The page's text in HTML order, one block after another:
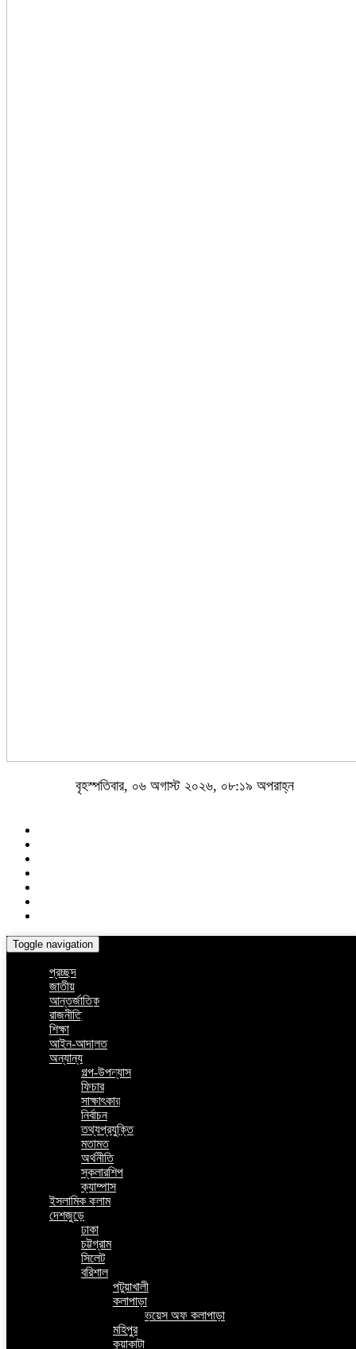
বৃহস্পতিবার, ০৬ অগাস্ট ২০২৬, ০৮:১৯ অপরাহ্ন
Toggle navigation
প্রচ্ছদ
জাতীয়
আন্তর্জাতিক
রাজনীতি
শিক্ষা
আইন-আদালত
অন্যান্য
গল্প-উপন্যাস
ফিচার
সাক্ষাৎকার
নির্বাচন
তথ্যপ্রযুক্তি
মতামত
অর্থনীতি
স্কলারশিপ
ক্যাম্পাস
ইসলামিক কলাম
দেশজুড়ে
ঢাকা
চট্টগ্রাম
সিলেট
বরিশাল
পটুয়াখালী
কলাপাড়া
ভয়েস অফ কলাপাড়া
মহিপুর
কুয়াকাটা